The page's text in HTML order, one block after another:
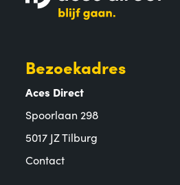
Bezoekadres
Aces Direct
Spoorlaan 298
5017 JZ Tilburg
Contact